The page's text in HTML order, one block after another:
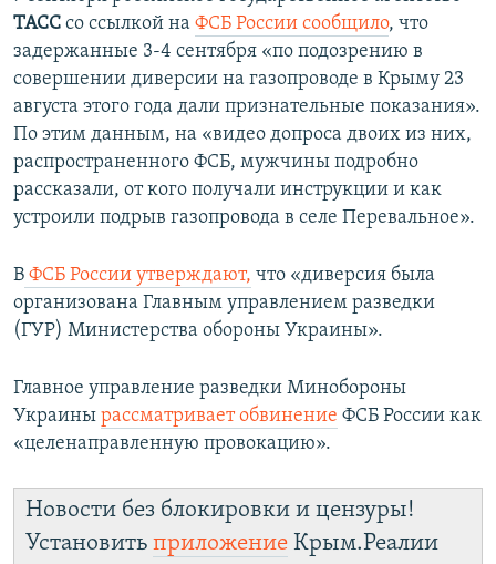
ы
д
у
щ
и
й
с
л
й
д
у
ю
щ
и
й
с
л
а
д
ТАСС со ссылкой на ФСБ России сообщило, что
задержанные 3-4 сентября «по подозрению в
совершении диверсии на газопроводе в Крыму 23
августа этого года дали признательные показания».
По этим данным, на «видео допроса двоих из них,
распространенного ФСБ, мужчины подробно
рассказали, от кого получали инструкции и как
устроили подрыв газопровода в селе Перевальное».
В ФСБ России утверждают, что «диверсия была
организована Главным управлением разведки
(ГУР) Министерства обороны Украины».
Главное управление разведки Минобороны
Украины рассматривает обвинение ФСБ России как
«целенаправленную провокацию».
Новости без блокировки и цензуры!
Установить приложение Крым.Реалии